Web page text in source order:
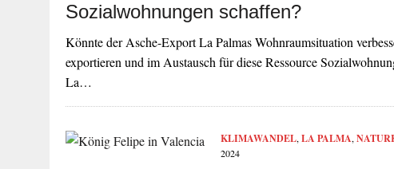
Sozialwohnungen schaffen?
Könnte der Asche-Export La Palmas Wohnraumsituation
exportieren und im Austausch für diese Ressource
La…
KLIMAWANDEL, LA PALMA,
2024